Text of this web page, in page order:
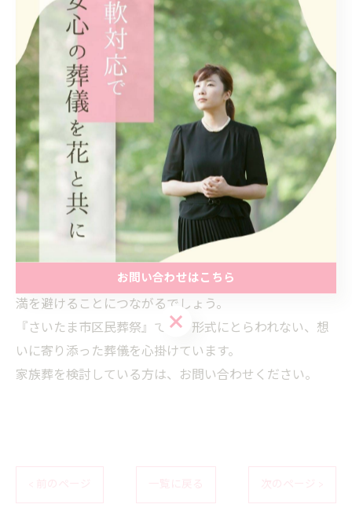
家族葬を多く扱っている葬儀社であれば、親族を呼ばな
い場合の連絡方法や文面について、具体的な助言を受け
られる場合があります。
まとめ
家族葬で親族を呼ばない場合は、説明や報告の仕方が非
常に重要です。
事前・事後の丁寧な対応を心がけると、不要な誤解や不
満を避けることにつながるでしょう。
『さいたま市区民葬祭』では、形式にとらわれない、想
いに寄り添った葬儀を心掛けています。
家族葬を検討している方は、お問い合わせください。
お問い合わせはこちら
お問い合わせはこちら